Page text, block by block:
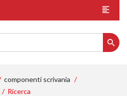
componenti scrivania
Ricerca